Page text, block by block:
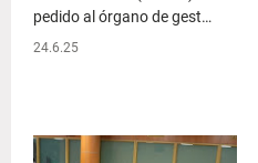
pedido al órgano de gest…
24.6.25